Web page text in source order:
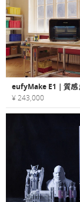
¥ 243,000